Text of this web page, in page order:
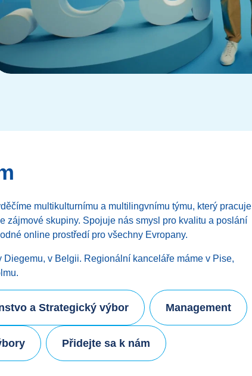
multikulturnímu a multilingvnímu týmu, který pracuje
zájmové skupiny. Spojuje nás smysl pro kvalitu a poslání
online prostředí pro všechny Evropany.
Diegemu, v Belgii. Regionální kanceláře máme v Pise,
a Strategický výbor Management
Přidejte sa k nám